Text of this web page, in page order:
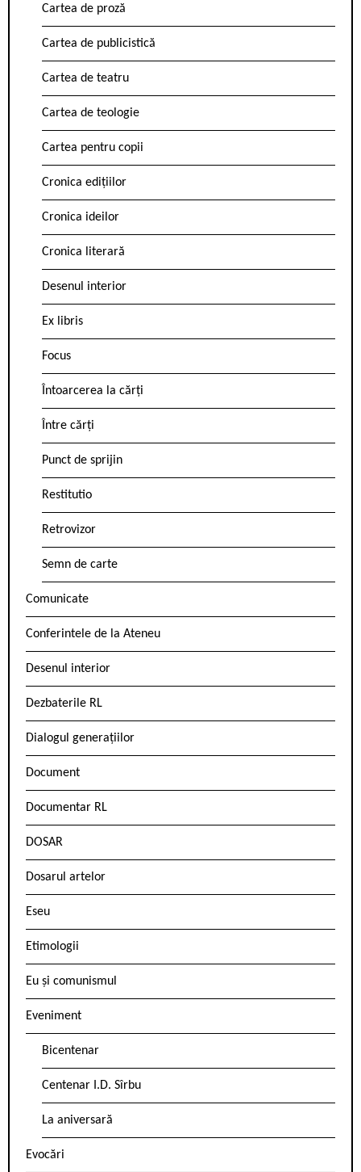
Cartea de proză
Cartea de publicistică
Cartea de teatru
Cartea de teologie
Cartea pentru copii
Cronica edițiilor
Cronica ideilor
Cronica literară
Desenul interior
Ex libris
Focus
Întoarcerea la cărți
Între cărți
Punct de sprijin
Restitutio
Retrovizor
Semn de carte
Comunicate
Conferintele de la Ateneu
Desenul interior
Dezbaterile RL
Dialogul generațiilor
Document
Documentar RL
DOSAR
Dosarul artelor
Eseu
Etimologii
Eu și comunismul
Eveniment
Bicentenar
Centenar I.D. Sîrbu
La aniversară
Evocări